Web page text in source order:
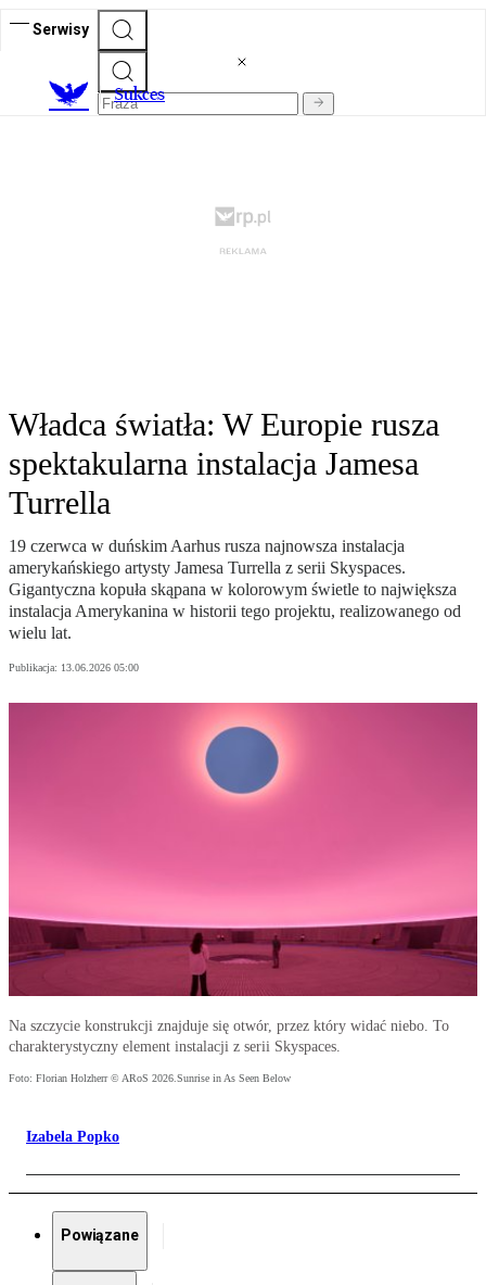
Serwisy
Sukces
Władca światła: W Europie rusza
spektakularna instalacja Jamesa
Turrella
19 czerwca w duńskim Aarhus rusza najnowsza instalacja
amerykańskiego artysty Jamesa Turrella z serii Skyspaces.
Gigantyczna kopuła skąpana w kolorowym świetle to największa
instalacja Amerykanina w historii tego projektu, realizowanego od
wielu lat.
Publikacja: 13.06.2026 05:00
Na szczycie konstrukcji znajduje się otwór, przez który widać niebo. To
charakterystyczny element instalacji z serii Skyspaces.
Foto: Florian Holzherr © ARoS 2026.Sunrise in As Seen Below
Izabela Popko
Powiązane